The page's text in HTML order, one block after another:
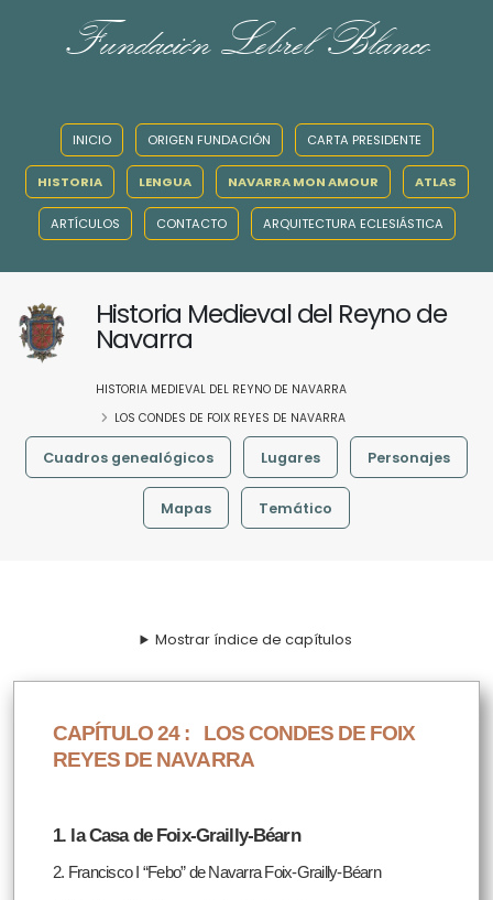
Fundación Lebrel Blanco
INICIO ORIGEN FUNDACIÓN CARTA PRESIDENTE
HISTORIA LENGUA NAVARRA MON AMOUR ATLAS
ARTÍCULOS CONTACTO ARQUITECTURA ECLESIÁSTICA
Historia Medieval del Reyno de
Navarra
HISTORIA MEDIEVAL DEL REYNO DE NAVARRA
LOS CONDES DE FOIX REYES DE NAVARRA
Cuadros genealógicos Lugares Personajes
Mapas Temático
Mostrar índice de capítulos
CAPÍTULO 24 : LOS CONDES DE FOIX
REYES DE NAVARRA
1. la Casa de Foix-Grailly-Béarn
2. Francisco I “Febo” de Navarra Foix-Grailly-Béarn